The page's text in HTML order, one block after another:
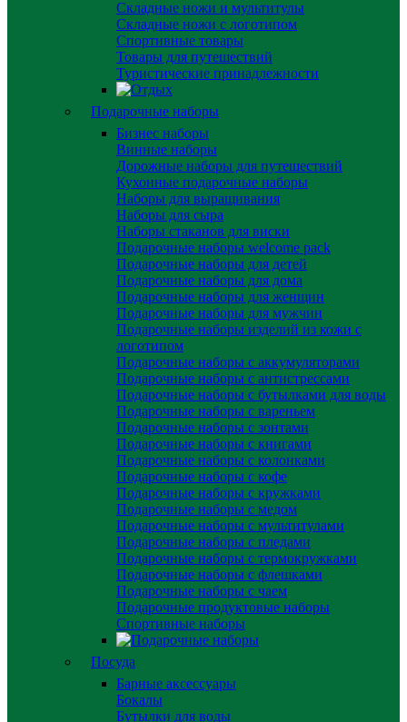
Складные ножи и мультитулы
Складные ножи с логотипом
Спортивные товары
Товары для путешествий
Туристические принадлежности
Подарочные наборы
Бизнес наборы
Винные наборы
Дорожные наборы для путешествий
Кухонные подарочные наборы
Наборы для выращивания
Наборы для сыра
Наборы стаканов для виски
Подарочные наборы welcome pack
Подарочные наборы для детей
Подарочные наборы для дома
Подарочные наборы для женщин
Подарочные наборы для мужчин
Подарочные наборы изделий из кожи с
логотипом
Подарочные наборы с аккумуляторами
Подарочные наборы с антистрессами
Подарочные наборы с бутылками для воды
Подарочные наборы с вареньем
Подарочные наборы с зонтами
Подарочные наборы с книгами
Подарочные наборы с колонками
Подарочные наборы с кофе
Подарочные наборы с кружками
Подарочные наборы с медом
Подарочные наборы с мультитулами
Подарочные наборы с пледами
Подарочные наборы с термокружками
Подарочные наборы с флешками
Подарочные наборы с чаем
Подарочные продуктовые наборы
Спортивные наборы
Посуда
Барные аксессуары
Бокалы
Бутылки для воды